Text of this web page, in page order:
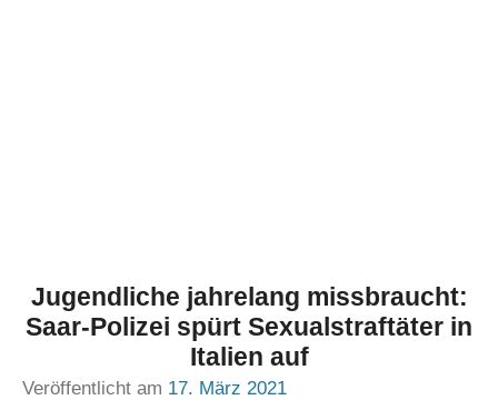
Jugendliche jahrelang missbraucht:
Saar-Polizei spürt Sexualstraftäter in
Italien auf
Veröffentlicht am 17. März 2021